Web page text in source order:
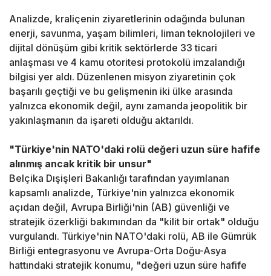
Analizde, kraliçenin ziyaretlerinin odağında bulunan
enerji, savunma, yaşam bilimleri, liman teknolojileri ve
dijital dönüşüm gibi kritik sektörlerde 33 ticari
anlaşması ve 4 kamu otoritesi protokolü imzalandığı
bilgisi yer aldı. Düzenlenen misyon ziyaretinin çok
başarılı geçtiği ve bu gelişmenin iki ülke arasında
yalnızca ekonomik değil, aynı zamanda jeopolitik bir
yakınlaşmanın da işareti olduğu aktarıldı.
"Türkiye'nin NATO'daki rolü değeri uzun süre hafife
alınmış ancak kritik bir unsur"
Belçika Dışişleri Bakanlığı tarafından yayımlanan
kapsamlı analizde, Türkiye'nin yalnızca ekonomik
açıdan değil, Avrupa Birliği'nin (AB) güvenliği ve
stratejik özerkliği bakımından da "kilit bir ortak" olduğu
vurgulandı. Türkiye'nin NATO'daki rolü, AB ile Gümrük
Birliği entegrasyonu ve Avrupa-Orta Doğu-Asya
hattındaki stratejik konumu, "değeri uzun süre hafife